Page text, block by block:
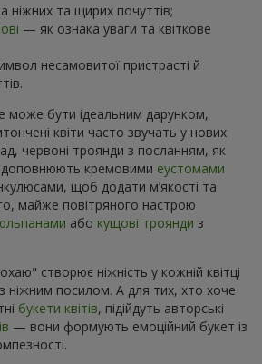
ніжних та щирих почуттів;
— як ознака уваги та квіткове
несамовитої пристрасті й
може бути ідеальним дарунком,
квіти часто звучать у нових
червоні троянди з посланням, як
доповнюють кремовими еустомами
щоб додати м’якості та
майже повітряного настрою
або кущові троянди з
створює ніжність у кожній квітці
ніжним посилом. А для тих, хто хоче
букети квітів, підійдуть авторські
— вони формують емоційний букет із